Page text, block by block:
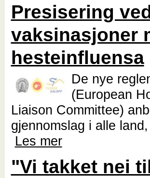
Presisering
vaksinasjoner
hesteinfluensa
De nye
(European
Liaison Committee)
gjennomslag i alle
Les mer
"Vi takket nei